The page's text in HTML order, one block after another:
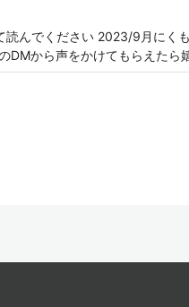
んでください 2023/9月にく
DMから声をかけてもらえたら